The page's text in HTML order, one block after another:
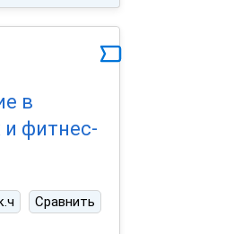
в
и фитнес-
Сравнить